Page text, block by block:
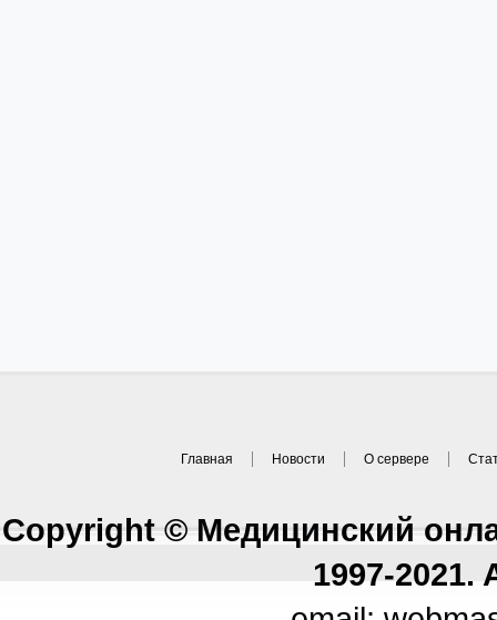
Главная Новости О сервере
Copyright © Медицинский
1997-2021.